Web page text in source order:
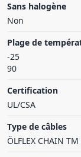
Sans halogène
Non
Plage de
-25
90
Certification
UL/CSA
Type de câbles
ÖLFLEX CHAIN TM